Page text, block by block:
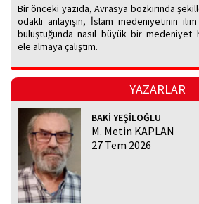
Bir önceki yazıda, Avrasya bozkırında
odaklı anlayışın, İslam medeniyetinin
buluştuğunda nasıl büyük bir medeniyet
ele almaya çalıştım.
YAZARLAR
BAKİ YEŞİLOĞLU
M. Metin KAPLAN
27 Tem 2026